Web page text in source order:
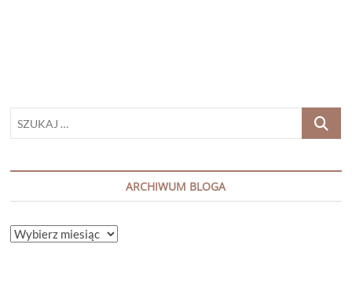
SZUKAJ
ARCHIWUM BLOGA
ARCHIWUM